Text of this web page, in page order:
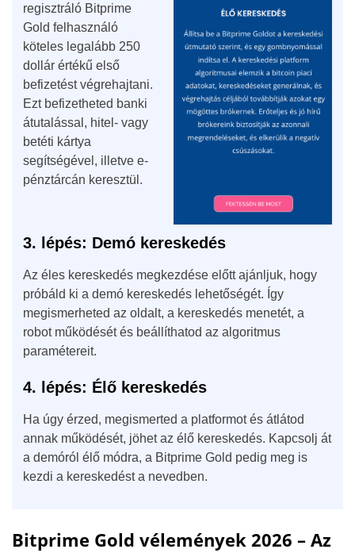
regisztráló Bitprime
Gold felhasználó
köteles legalább 250
dollár értékű első
befizetést végrehajtani.
Ezt befizetheted banki
átutalással, hitel- vagy
betéti kártya
segítségével, illetve e-
pénztárcán keresztül.
3. lépés: Demó kereskedés
Az éles kereskedés megkezdése előtt ajánljuk, hogy
próbáld ki a demó kereskedés lehetőségét. Így
megismerheted az oldalt, a kereskedés menetét, a
robot működését és beállíthatod az algoritmus
paramétereit.
4. lépés: Élő kereskedés
Ha úgy érzed, megismerted a platformot és átlátod
annak működését, jöhet az élő kereskedés. Kapcsolj át
a demóról élő módra, a Bitprime Gold pedig meg is
kezdi a kereskedést a nevedben.
Bitprime Gold vélemények 2026 – Az